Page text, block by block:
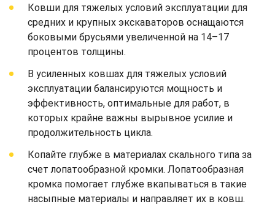
Ковши для тяжелых условий эксплуатации для
средних и крупных экскаваторов оснащаются
боковыми брусьями увеличенной на 14–17
процентов толщины.
В усиленных ковшах для тяжелых условий
эксплуатации балансируются мощность и
эффективность, оптимальные для работ, в
которых крайне важны вырывное усилие и
продолжительность цикла.
Копайте глубже в материалах скального типа за
счет лопатообразной кромки. Лопатообразная
кромка помогает глубже вкапываться в такие
насыпные материалы и направляет их в ковш.